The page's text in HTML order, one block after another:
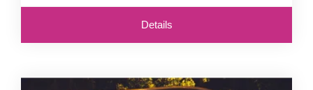
Details